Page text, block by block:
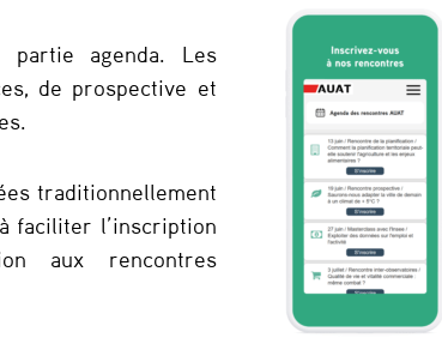
partie agenda. Les
de prospective et
traditionnellement
faciliter l’inscription
aux rencontres